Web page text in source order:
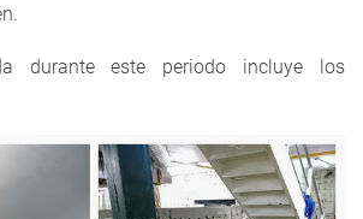
durante este periodo incluye los